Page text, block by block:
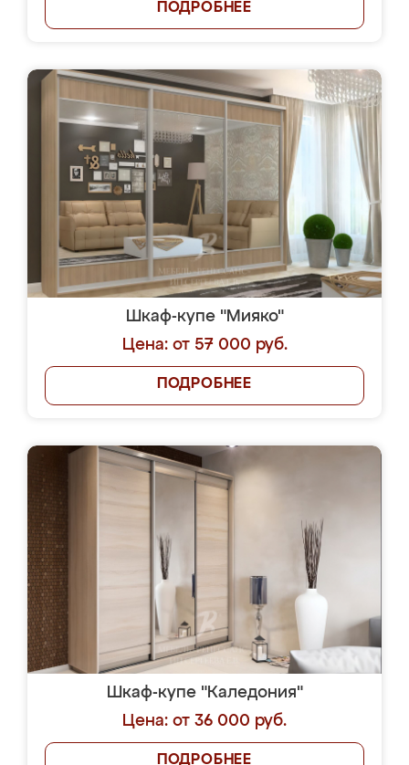
ПОДРОБНЕЕ
Шкаф-купе "Мияко"
Цена: от 57 000 руб.
ПОДРОБНЕЕ
Шкаф-купе "Каледония"
Цена: от 36 000 руб.
ПОДРОБНЕЕ